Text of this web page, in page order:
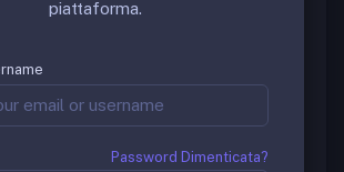
Nel complesso, sono
dei posti per le
piattaforma.
Password Dimenticata?